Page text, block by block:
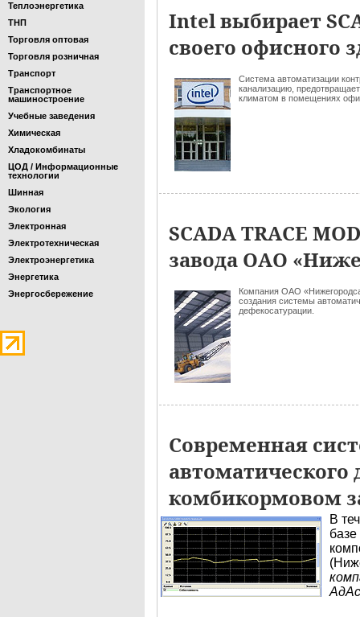
Теплоэнергетика
ТНП
Торговля оптовая
Торговля розничная
Транспорт
Транспортное
машиностроение
Учебные заведения
Химическая
Хладокомбинаты
ЦОД / Информационные
технологии
Шинная
Экология
Электронная
Электротехническая
Электроэнергетика
Энергетика
Энергосбережение
Intel выбирает
своего офисного
Система автоматизации
канализацию,
климатом в помещениях
SCADA TRACE
завода ОАО
Компания ОАО
создания системы
дефекосатурации.
Современная
комбикормовом
В